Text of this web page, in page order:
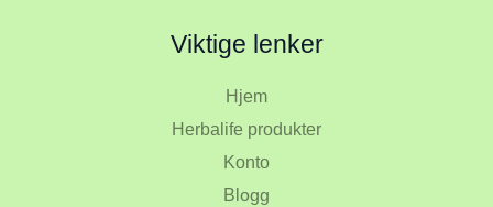
Viktige lenker
Hjem
Herbalife produkter
Konto
Blogg